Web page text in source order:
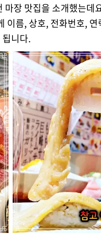
장 맛집을 소개했는데
이름, 상호, 전화번호,
니다.